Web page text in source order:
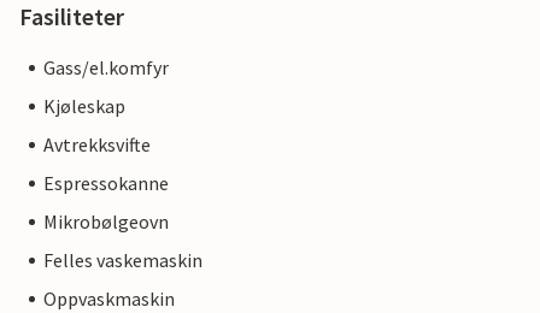
Fasiliteter
Gass/el.komfyr
Kjøleskap
Avtrekksvifte
Espressokanne
Mikrobølgeovn
Felles vaskemaskin
Oppvaskmaskin